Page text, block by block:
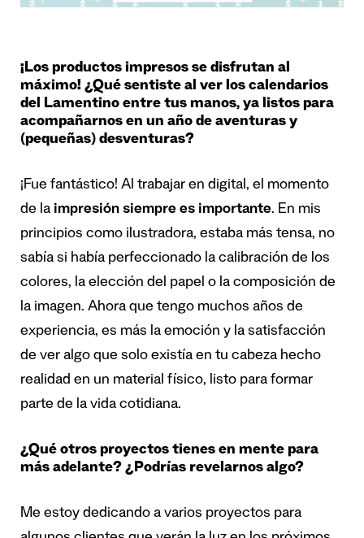
¡Los productos impresos se disfrutan al
máximo! ¿Qué sentiste al ver los calendarios
del Lamentino entre tus manos, ya listos para
acompañarnos en un año de aventuras y
(pequeñas) desventuras?
¡Fue fantástico! Al trabajar en digital, el momento
de la impresión siempre es importante. En mis
principios como ilustradora, estaba más tensa, no
sabía si había perfeccionado la calibración de los
colores, la elección del papel o la composición de
la imagen. Ahora que tengo muchos años de
experiencia, es más la emoción y la satisfacción
de ver algo que solo existía en tu cabeza hecho
realidad en un material físico, listo para formar
parte de la vida cotidiana.
¿Qué otros proyectos tienes en mente para
más adelante? ¿Podrías revelarnos algo?
Me estoy dedicando a varios proyectos para